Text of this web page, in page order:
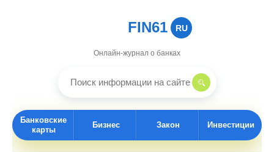
FIN61 RU
Онлайн-журнал о банках
Банковские
карты
Бизнес Закон Инвестиции